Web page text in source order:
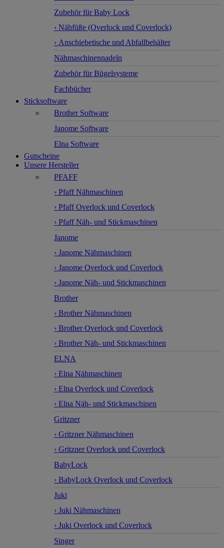
Zubehör für Baby Lock
› Nähfüße (Overlock und Coverlock)
› Anschiebetische und Abfallbehälter
Nähmaschinennadeln
Zubehör für Bügelsysteme
Fachbücher
Sticksoftware
Brother Software
Janome Software
Elna Software
Gutscheine
Unsere Hersteller
PFAFF
› Pfaff Nähmaschinen
› Pfaff Overlock und Coverlock
› Pfaff Näh- und Stickmaschinen
Janome
› Janome Nähmaschinen
› Janome Overlock und Coverlock
› Janome Näh- und Stickmaschinen
Brother
› Brother Nähmaschinen
› Brother Overlock und Coverlock
› Brother Näh- und Stickmaschinen
ELNA
› Elna Nähmaschinen
› Elna Overlock und Coverlock
› Elna Näh- und Stickmaschinen
Gritzner
› Gritzner Nähmaschinen
› Gritzner Overlock und Coverlock
BabyLock
› BabyLock Overlock und Coverlock
Juki
› Juki Nähmaschinen
› Juki Overlock und Coverlock
Singer